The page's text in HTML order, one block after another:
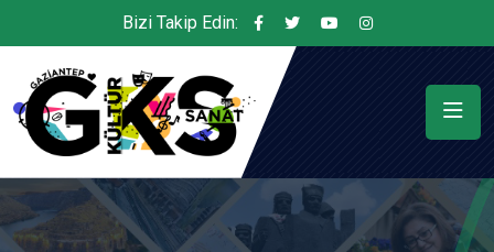
Bizi Takip Edin: